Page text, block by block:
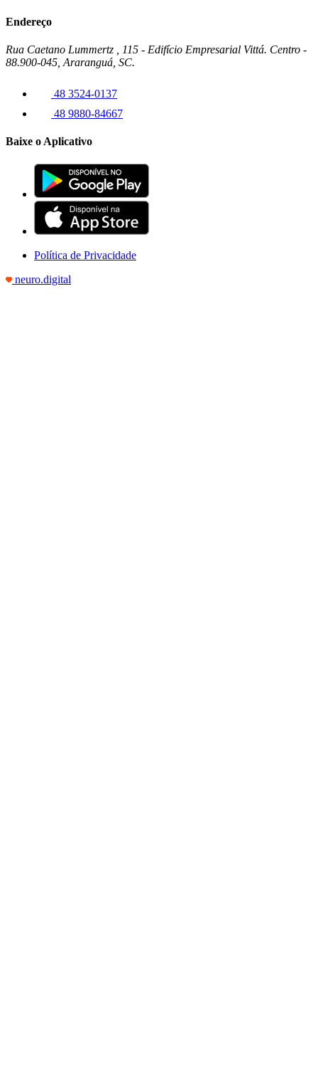
Endereço
Rua Caetano Lummertz , 115 - Edifício Empresarial Vittá. Centro -
88.900-045, Araranguá, SC.
48 3524-0137
48 9880-84667
Baixe o Aplicativo
Política de Privacidade
neuro.digital